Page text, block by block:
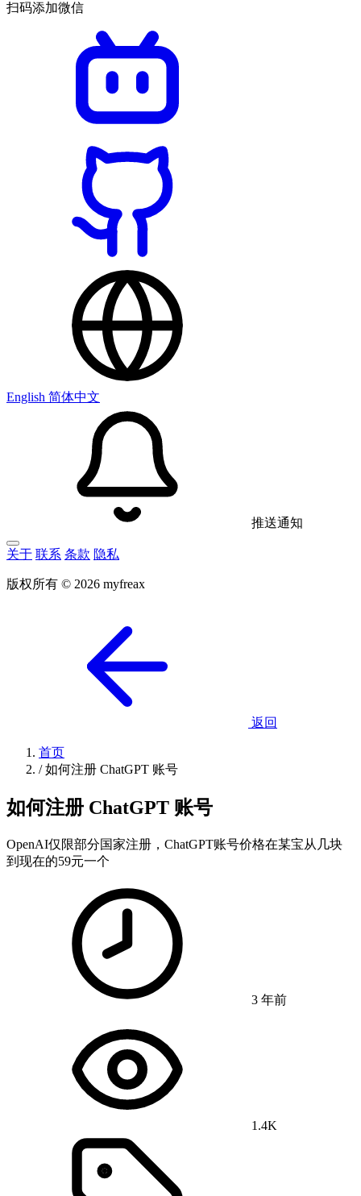
扫码添加微信
English 简体中文
推送通知
关于 联系 条款 隐私
版权所有 © 2026 myfreax
返回
首页
/ 如何注册 ChatGPT 账号
如何注册 ChatGPT 账号
OpenAI仅限部分国家注册，ChatGPT账号价格在某宝从几块
到现在的59元一个
3 年前
1.4K